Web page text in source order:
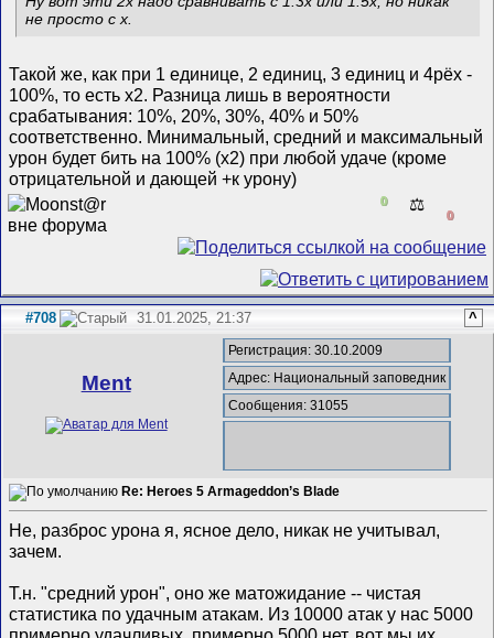
не просто с x.
Такой же, как при 1 единице, 2 единиц, 3 единиц и 4рёх -
100%, то есть x2. Разница лишь в вероятности
срабатывания: 10%, 20%, 30%, 40% и 50%
соответственно. Минимальный, средний и максимальный
урон будет бить на 100% (x2) при любой удаче (кроме
отрицательной и дающей +к урону)
0 ⚖️
0
#708 31.01.2025, 21:37 ^
Ment
Регистрация: 30.10.2009
Адрес: Национальный заповедник
Сообщения: 31055
Re: Heroes 5 Armageddon’s Blade
Не, разброс урона я, ясное дело, никак не учитывал,
зачем.
Т.н. "средний урон", оно же матожидание -- чистая
статистика по удачным атакам. Из 10000 атак у нас 5000